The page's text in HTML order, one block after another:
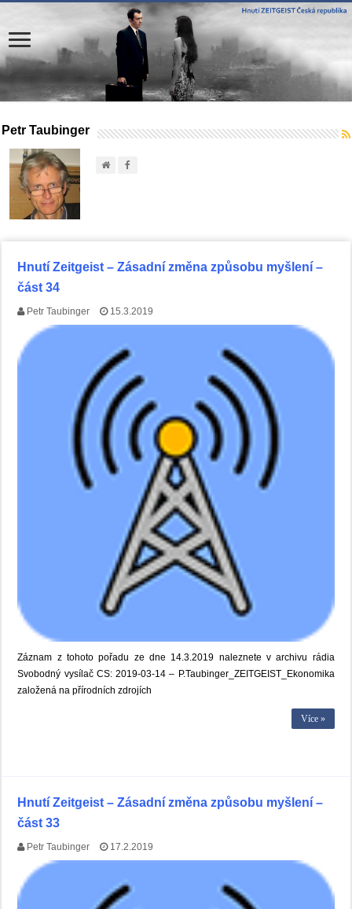
Petr Taubinger
Hnutí Zeitgeist – Zásadní změna způsobu myšlení –
část 34
Petr Taubinger 15.3.2019
Záznam z tohoto pořadu ze dne 14.3.2019 naleznete v archivu rádia
Svobodný vysílač CS: 2019-03-14 – P.Taubinger_ZEITGEIST_Ekonomika
založená na přírodních zdrojích
Více »
Hnutí Zeitgeist – Zásadní změna způsobu myšlení –
část 33
Petr Taubinger 17.2.2019